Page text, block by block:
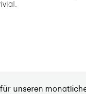
unseren